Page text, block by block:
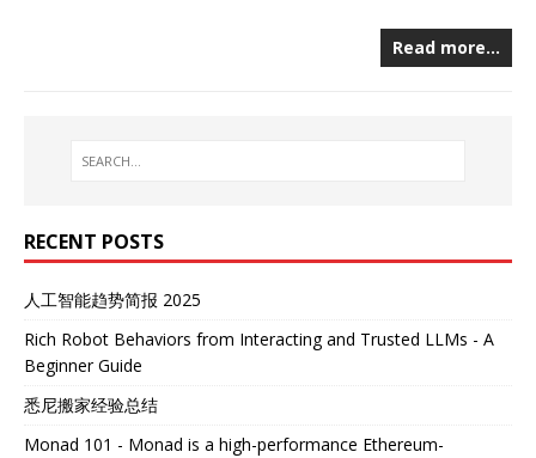
Read more…
RECENT POSTS
人工智能趋势简报 2025
Rich Robot Behaviors from Interacting and Trusted LLMs - A
Beginner Guide
悉尼搬家经验总结
Monad 101 - Monad is a high-performance Ethereum-